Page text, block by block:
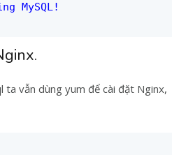
MySQL!
ta vẫn dùng yum để cài đặt Nginx,